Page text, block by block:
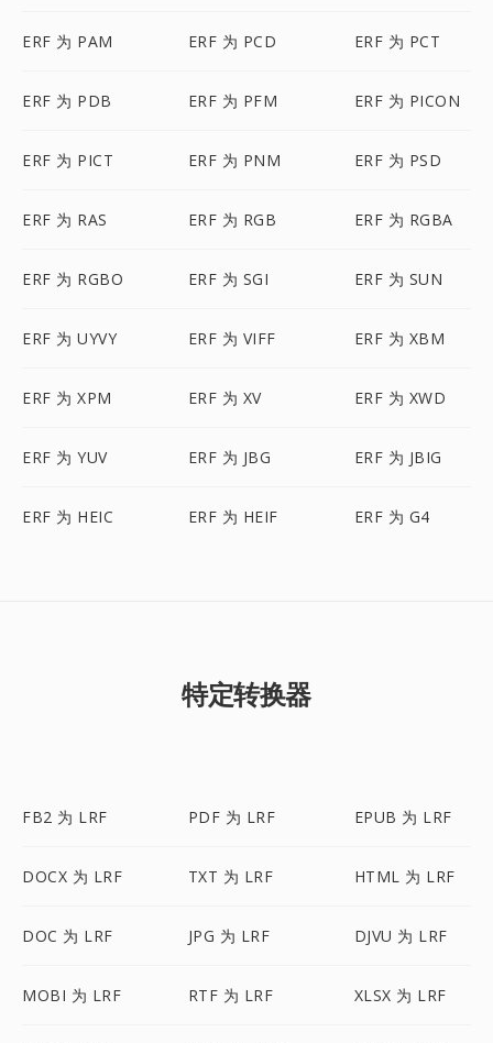
ERF 为 PAM ERF 为 PCD ERF 为 PCT
ERF 为 PDB ERF 为 PFM ERF 为 PICON
ERF 为 PICT ERF 为 PNM ERF 为 PSD
ERF 为 RAS ERF 为 RGB ERF 为 RGBA
ERF 为 RGBO ERF 为 SGI ERF 为 SUN
ERF 为 UYVY ERF 为 VIFF ERF 为 XBM
ERF 为 XPM ERF 为 XV ERF 为 XWD
ERF 为 YUV ERF 为 JBG ERF 为 JBIG
ERF 为 HEIC ERF 为 HEIF ERF 为 G4
特定转换器
FB2 为 LRF PDF 为 LRF EPUB 为 LRF
DOCX 为 LRF TXT 为 LRF HTML 为 LRF
DOC 为 LRF JPG 为 LRF DJVU 为 LRF
MOBI 为 LRF RTF 为 LRF XLSX 为 LRF